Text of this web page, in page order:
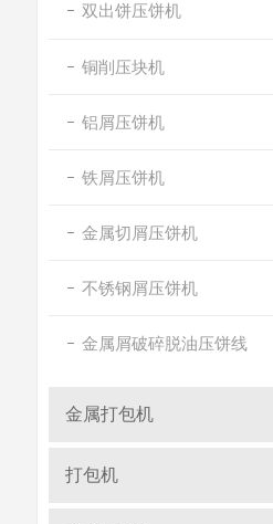
双出饼压饼机
铜削压块机
铝屑压饼机
铁屑压饼机
金属切屑压饼机
不锈钢屑压饼机
金属屑破碎脱油压饼线
金属打包机
打包机